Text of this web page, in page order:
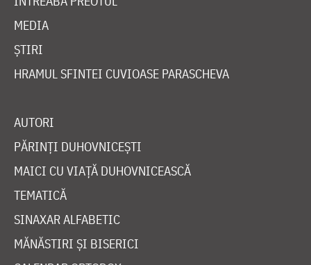
MEDIA
ȘTIRI
HRAMUL SFINTEI CUVIOASE PARASCHEVA
AUTORI
PĂRINȚI DUHOVNICEȘTI
MAICI CU VIAȚĂ DUHOVNICEASCĂ
TEMATICĂ
SINAXAR ALFABETIC
MĂNĂSTIRI ȘI BISERICI